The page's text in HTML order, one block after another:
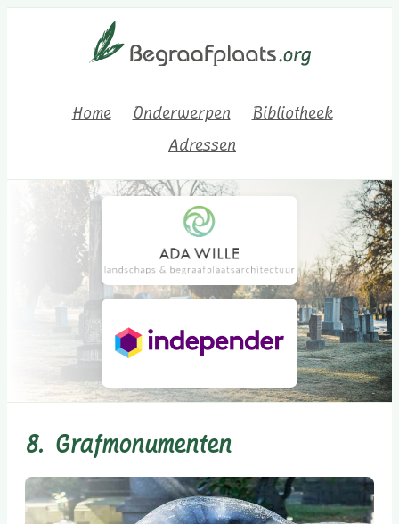
Home Onderwerpen
Bibliotheek
Adressen
8. Grafmonumenten